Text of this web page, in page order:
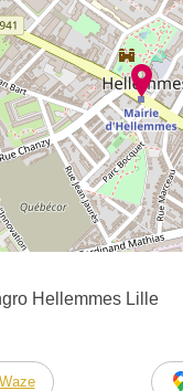
Hellemmes Lille